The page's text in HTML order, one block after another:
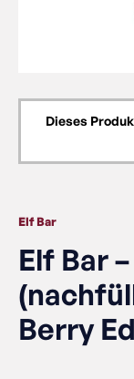
Dieses
Elf Bar
Elf Bar
Berry